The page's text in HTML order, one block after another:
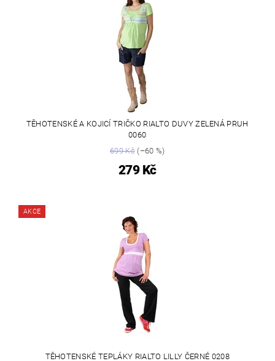
TĚHOTENSKÉ A KOJICÍ TRIČKO RIALTO DUVY ZELENÁ PRUH
0060
699 Kč(–60 %)
279 Kč
AKCE
TĚHOTENSKÉ TEPLÁKY RIALTO LILLY ČERNÉ 0208